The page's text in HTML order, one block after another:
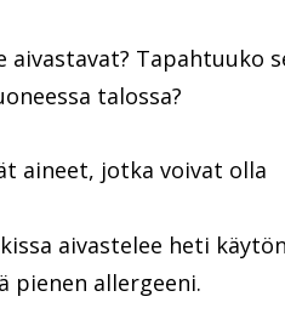
Tapahtuuko
talossa?
aineet, jotka voivat olla
aivastelee heti käytön
pienen allergeeni.